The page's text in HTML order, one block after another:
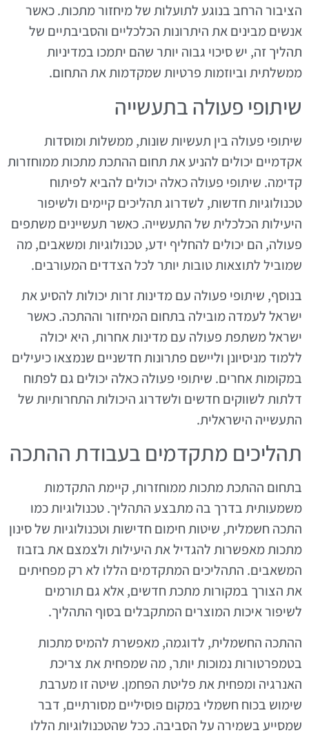
הציבור הרחב בנוגע לתועלות של מיחזור מתכות. כאשר
אנשים מבינים את היתרונות הכלכליים והסביבתיים של
תהליך זה, יש סיכוי גבוה יותר שהם יתמכו במדיניות
ממשלתית וביוזמות פרטיות שמקדמות את התחום.
שיתופי פעולה בתעשייה
שיתופי פעולה בין תעשיות שונות, ממשלות ומוסדות
אקדמיים יכולים להניע את תחום ההתכת מתכות ממוחזרות
קדימה. שיתופי פעולה כאלה יכולים להביא לפיתוח
טכנולוגיות חדשות, לשדרוג תהליכים קיימים ולשיפור
היעילות הכלכלית של התעשייה. כאשר תעשיינים משתפים
פעולה, הם יכולים להחליף ידע, טכנולוגיות ומשאבים, מה
שמוביל לתוצאות טובות יותר לכל הצדדים המעורבים.
בנוסף, שיתופי פעולה עם מדינות זרות יכולות להסיע את
ישראל לעמדה מובילה בתחום המיחזור וההתכה. כאשר
ישראל משתפת פעולה עם מדינות אחרות, היא יכולה
ללמוד מניסיונן וליישם פתרונות חדשניים שנמצאו כיעילים
במקומות אחרים. שיתופי פעולה כאלה יכולים גם לפתוח
דלתות לשווקים חדשים ולשדרוג היכולות התחרותיות של
התעשייה הישראלית.
תהליכים מתקדמים בעבודת ההתכה
בתחום ההתכת מתכות ממוחזרות, קיימת התקדמות
משמעותית בדרך בה מתבצע התהליך. טכנולוגיות כמו
התכה חשמלית, שיטות חימום חדישות וטכנולוגיות של סינון
מתכות מאפשרות להגדיל את היעילות ולצמצם את בזבוז
המשאבים. התהליכים המתקדמים הללו לא רק מפחיתים
את הצורך במקורות מתכת חדשים, אלא גם תורמים
לשיפור איכות המוצרים המתקבלים בסוף התהליך.
ההתכה החשמלית, לדוגמה, מאפשרת להמיס מתכות
בטמפרטורות נמוכות יותר, מה שמפחית את צריכת
האנרגיה ומפחית את פליטת הפחמן. שיטה זו מערבת
שימוש בכוח חשמלי במקום פוסיליים מסורתיים, דבר
שמסייע בשמירה על הסביבה. ככל שהטכנולוגיות הללו